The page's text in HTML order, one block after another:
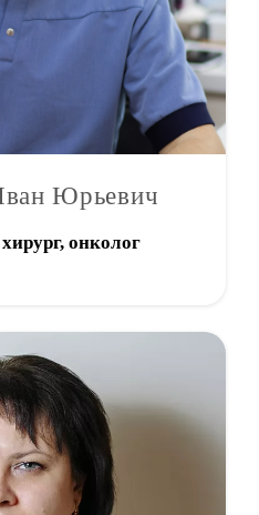
Юрьевич
онколог